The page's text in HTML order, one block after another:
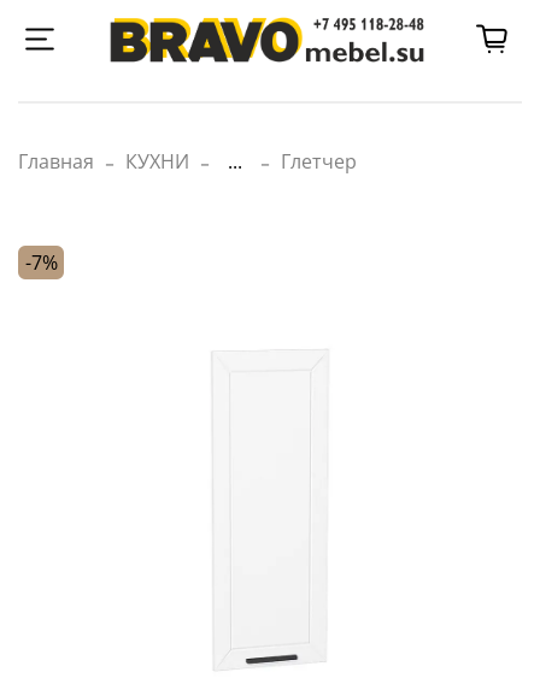
Главная КУХНИ ... Глетчер
-7%